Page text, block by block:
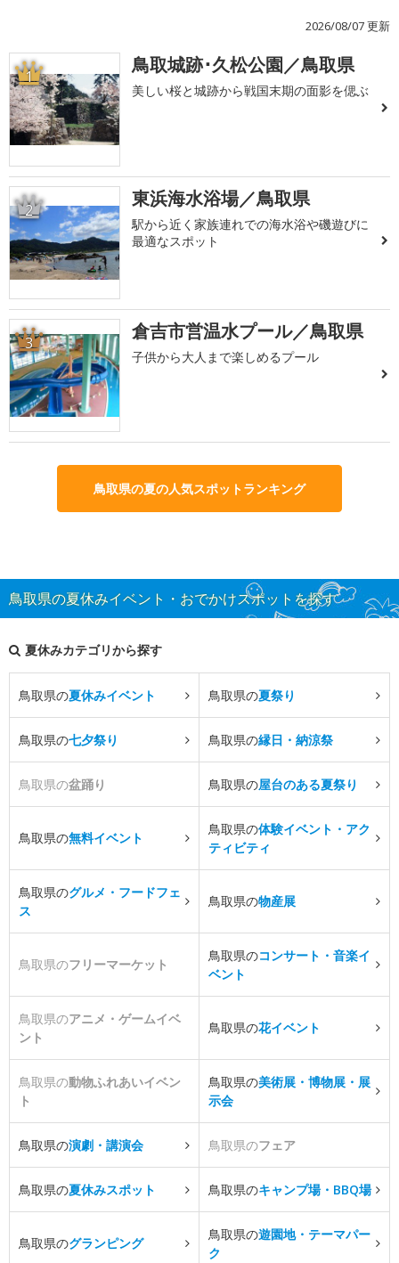
2026/08/07 更新
1 鳥取城跡･久松公園／鳥取県
美しい桜と城跡から戦国末期の面影を偲ぶ
2 東浜海水浴場／鳥取県
駅から近く家族連れでの海水浴や磯遊びに
最適なスポット
3 倉吉市営温水プール／鳥取県
子供から大人まで楽しめるプール
鳥取県の夏の人気スポットランキング
鳥取県の夏休みイベント・おでかけスポットを探す
夏休みカテゴリから探す
鳥取県の夏休みイベント 鳥取県の夏祭り
鳥取県の七夕祭り 鳥取県の縁日・納涼祭
鳥取県の盆踊り 鳥取県の屋台のある夏祭り
鳥取県の無料イベント
鳥取県の体験イベント・アク
ティビティ
鳥取県のグルメ・フードフェ
ス
鳥取県の物産展
鳥取県のフリーマーケット
鳥取県のコンサート・音楽イ
ベント
鳥取県のアニメ・ゲームイベ
ント
鳥取県の花イベント
鳥取県の動物ふれあいイベン
ト
鳥取県の美術展・博物展・展
示会
鳥取県の演劇・講演会 鳥取県のフェア
鳥取県の夏休みスポット 鳥取県のキャンプ場・BBQ場
鳥取県のグランピング
鳥取県の遊園地・テーマパー
ク